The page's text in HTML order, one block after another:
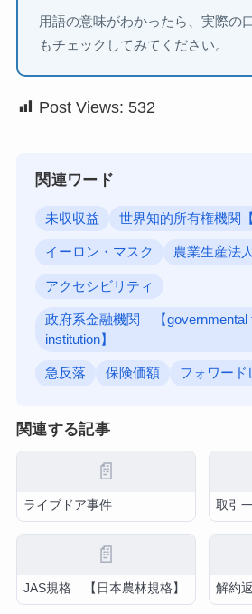
用語の意味がわかったら、実際の
もチェックしてみてください。
Post Views: 532
関連ワード
未収収益 世界知的所有権機関
イーロン・マスク 農業生産法人
アクセシビリティ
政府系金融機関 【governmental
institution】
急反落 保険価額 フォワード
関連する記事
📄
ライブドア事件 取引
📄
JAS規格 【日本農林規格】 解約